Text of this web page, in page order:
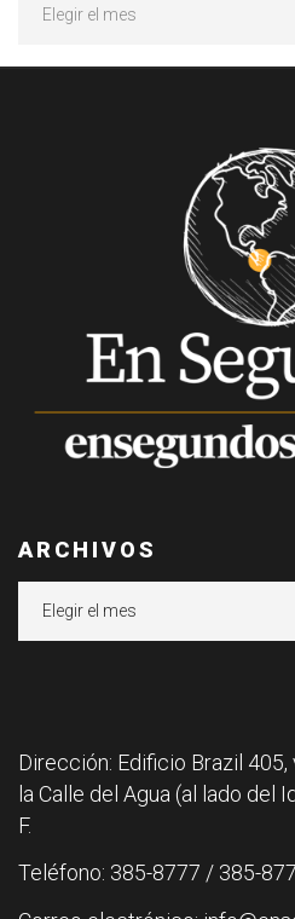
ARCHIVOS
Dirección: Edificio Brazil
la Calle del Agua (al lado del
F.
Teléfono: 385-8777 / 385-